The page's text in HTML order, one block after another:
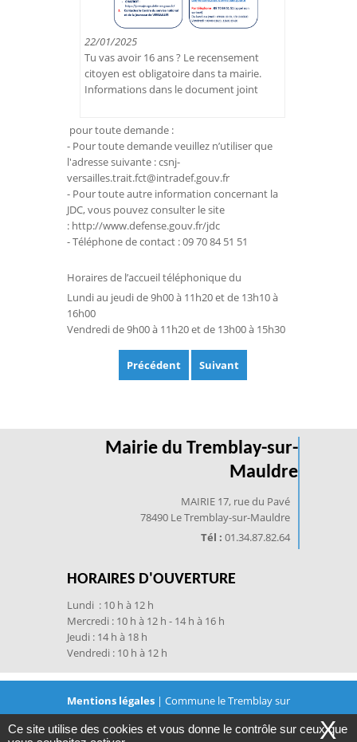
22/01/2025
Tu vas avoir 16 ans ? Le recensement
citoyen est obligatoire dans ta mairie.
Informations dans le document joint
pour toute demande :
- Pour toute demande veuillez n’utiliser que
l'adresse suivante : csnj-
versailles.trait.fct@intradef.gouv.fr
- Pour toute autre information concernant la
JDC, vous pouvez consulter le site
: http://www.defense.gouv.fr/jdc
- Téléphone de contact : 09 70 84 51 51
Horaires de l’accueil téléphonique du
Lundi au jeudi de 9h00 à 11h20 et de 13h10 à
16h00
Vendredi de 9h00 à 11h20 et de 13h00 à 15h30
Précédent Suivant
Mairie du Tremblay-sur-
Mauldre
MAIRIE 17, rue du Pavé
78490 Le Tremblay-sur-Mauldre
Tél : 01.34.87.82.64
HORAIRES D'OUVERTURE
Lundi : 10 h à 12 h
Mercredi : 10 h à 12 h - 14 h à 16 h
Jeudi : 14 h à 18 h
Vendredi : 10 h à 12 h
Mentions légales | Commune le Tremblay sur
Mauldre © 2021 | ConceptionJVS-Mairistem avec X
Ce site utilise des cookies et vous donne le contrôle sur ceux que